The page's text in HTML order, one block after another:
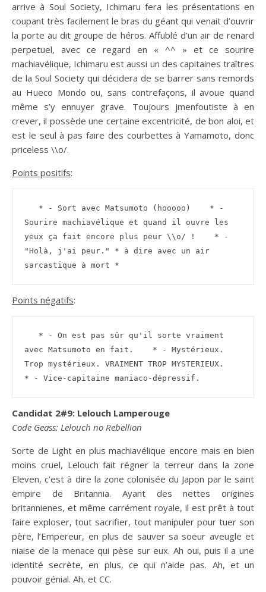
arrive à Soul Society, Ichimaru fera les présentations en
coupant très facilement le bras du géant qui venait d’ouvrir
la porte au dit groupe de héros. Affublé d’un air de renard
perpetuel, avec ce regard en « ^^ » et ce sourire
machiavélique, Ichimaru est aussi un des capitaines traîtres
de la Soul Society qui décidera de se barrer sans remords
au Hueco Mondo ou, sans contrefaçons, il avoue quand
même s’y ennuyer grave. Toujours jmenfoutiste à en
crever, il possède une certaine excentricité, de bon aloi, et
est le seul à pas faire des courbettes à Yamamoto, donc
priceless \\o/.
Points positifs:
Sourire machiavélique et quand il ouvre les
yeux ça fait encore plus peur \\o/ !    * -
"Holà, j'ai peur." * à dire avec un air
sarcastique à mort *
Points négatifs:
avec Matsumoto en fait.    * - Mystérieux.
Trop mystérieux. VRAIMENT TROP MYSTERIEUX.
* - Vice-capitaine maniaco-dépressif.
Candidat 2#9: Lelouch Lamperouge
Code Geass: Lelouch no Rebellion
Sorte de Light en plus machiavélique encore mais en bien
moins cruel, Lelouch fait régner la terreur dans la zone
Eleven, c’est à dire la zone colonisée du Japon par le saint
empire de Britannia. Ayant des nettes origines
britannienes, et même carrément royale, il est prêt à tout
faire exploser, tout sacrifier, tout manipuler pour tuer son
père, l’Empereur, en plus de sauver sa soeur aveugle et
niaise de la menace qui pèse sur eux. Ah oui, puis il a une
identité secrète, en plus, ce qui n’aide pas. Ah, et un
pouvoir génial. Ah, et CC.